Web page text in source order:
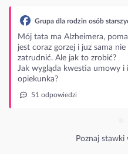
Grupa dla rodzin osób
Mój tata ma Alzheimera,
jest coraz gorzej i juz sama
zatrudnić. Ale jak to zrobić?
Jak wygląda kwestia umowy i
opiekunka?
51 odpowiedzi
Poznaj stawki